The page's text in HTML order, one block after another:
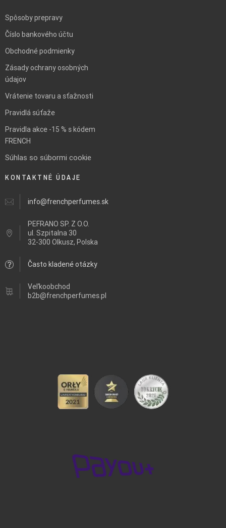
Spôsoby prepravy
Číslo bankového účtu
Obchodné podmienky
Zásady ochrany osobných
údajov
Vrátenie tovaru a sťažnosti
Pravidlá súťaže
Pravidla akce -15 % s kódem
FRENCH
Súhlas so súbormi cookie
KONTAKTNÉ ÚDAJE
info@frenchperfumes.sk
PEFRANO SP. Z O.O.
ul. Szpitalna 30
32-300 Olkusz, Polska
Často kladené otázky
Veľkoobchod
b2b@frenchperfumes.pl